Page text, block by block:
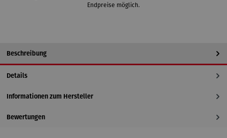
Endpreise möglich.
Beschreibung
Details
Informationen zum Hersteller
Bewertungen